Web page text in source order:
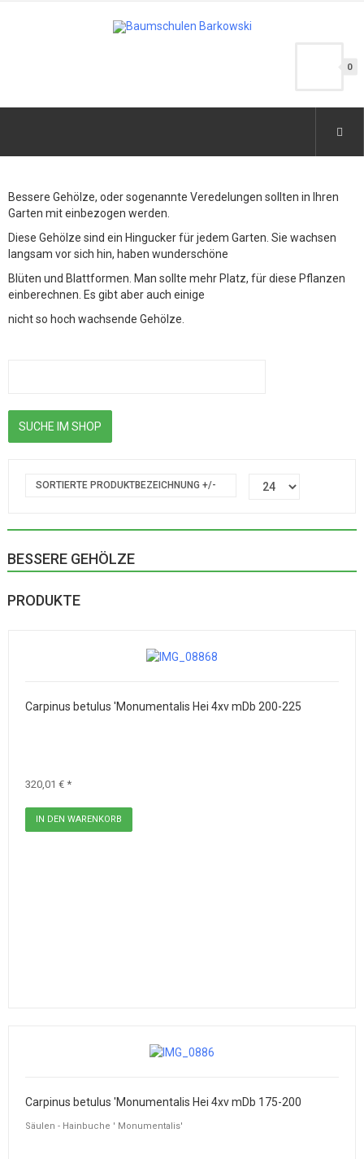
0
Bessere Gehölze, oder sogenannte Veredelungen sollten in Ihren
Garten mit einbezogen werden.
Diese Gehölze sind ein Hingucker für jedem Garten. Sie wachsen
langsam vor sich hin, haben wunderschöne
Blüten und Blattformen. Man sollte mehr Platz, für diese Pflanzen
einberechnen. Es gibt aber auch einige
nicht so hoch wachsende Gehölze.
SORTIERTE PRODUKTBEZEICHNUNG +/-
BESSERE GEHÖLZE
PRODUKTE
Carpinus betulus 'Monumentalis Hei 4xv mDb 200-225
320,01 € *
Carpinus betulus 'Monumentalis Hei 4xv mDb 175-200
Säulen - Hainbuche ' Monumentalis'